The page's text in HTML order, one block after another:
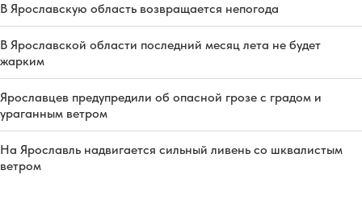
В Ярославскую область возвращается непогода
В Ярославской области последний месяц лета не будет
жарким
Ярославцев предупредили об опасной грозе с градом и
ураганным ветром
На Ярославль надвигается сильный ливень со шквалистым
ветром